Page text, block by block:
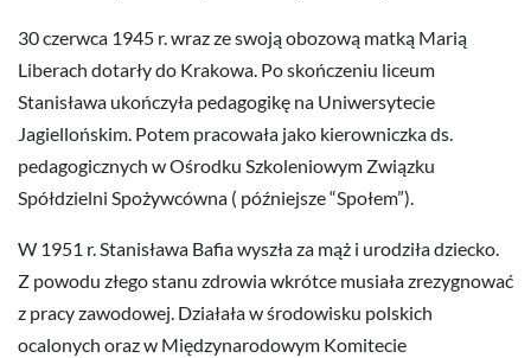
30 czerwca 1945 r. wraz ze swoją obozową matką Marią
Liberach dotarły do Krakowa. Po skończeniu liceum
Stanisława ukończyła pedagogikę na Uniwersytecie
Jagiellońskim. Potem pracowała jako kierowniczka ds.
pedagogicznych w Ośrodku Szkoleniowym Związku
Spółdzielni Spożywcówna ( późniejsze “Społem”).
W 1951 r. Stanisława Bafia wyszła za mąż i urodziła dziecko.
Z powodu złego stanu zdrowia wkrótce musiała zrezygnować
z pracy zawodowej. Działała w środowisku polskich
ocalonych oraz w Międzynarodowym Komitecie